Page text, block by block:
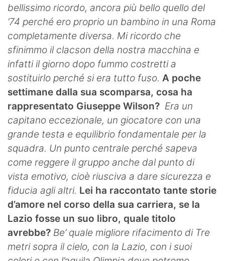
bellissimo ricordo, ancora più bello quello del
’74 perché ero proprio un bambino in una Roma
completamente diversa. Mi ricordo che
sfinimmo il clacson della nostra macchina e
infatti il giorno dopo fummo costretti a
sostituirlo perché si era tutto fuso. A poche
settimane dalla sua scomparsa, cosa ha
rappresentato Giuseppe Wilson? Era un
capitano eccezionale, un giocatore con una
grande testa e equilibrio fondamentale per la
squadra. Un punto centrale perché sapeva
come reggere il gruppo anche dal punto di
vista emotivo, cioè riusciva a dare sicurezza e
fiducia agli altri. Lei ha raccontato tante storie
d’amore nel corso della sua carriera, se la
Lazio fosse un suo libro, quale titolo
avrebbe? Be’ quale migliore rifacimento di Tre
metri sopra il cielo, con la Lazio, con i suoi